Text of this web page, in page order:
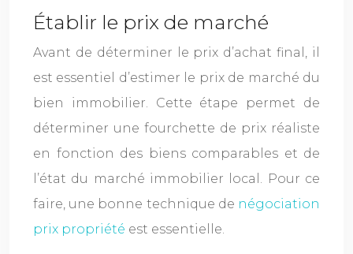
Établir le prix de marché
Avant de déterminer le prix d’achat final, il
est essentiel d’estimer le prix de marché du
bien immobilier. Cette étape permet de
déterminer une fourchette de prix réaliste
en fonction des biens comparables et de
l’état du marché immobilier local. Pour ce
faire, une bonne technique de négociation
prix propriété est essentielle.